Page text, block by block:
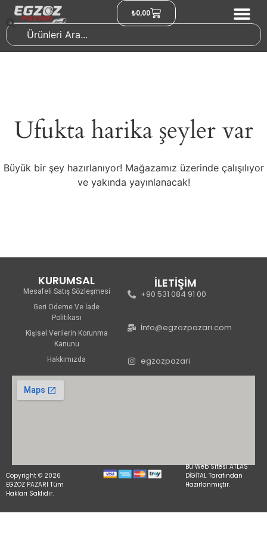
₺0,00
Ufukta harika şeyler var
Büyük bir şey hazırlanıyor! Mağazamız üzerinde çalışılıyor
ve yakında yayınlanacak!
KURUMSAL
Mesafeli Satış Sözleşmesi
Geri Ödeme Ve İade
Politikası
Kişisel Verilerin Korunma
Kanunu
Hakkımızda
İLETİŞİM
+90 531 084 91 00
İnfo@egzozpazari.com
egzozpazari
Copyright © 2026
EGZOZ PAZARI Tüm
Hakları Saklıdır.
Bu Web Sitesi ATLAS
DİGİTAL Tarafından
Hazırlanmıştır.